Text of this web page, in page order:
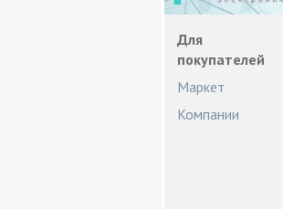
Для
покупателей
Маркет
Компании